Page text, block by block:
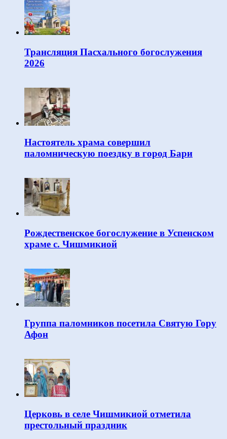
Трансляция Пасхального богослужения
2026
Настоятель храма совершил
паломническую поездку в город Бари
Рождественское богослужение в Успенском
храме с. Чишмикиой
Группа паломников посетила Святую Гору
Афон
Церковь в селе Чишмикиой отметила
престольный праздник